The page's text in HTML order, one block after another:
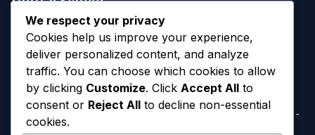
Portal SMANAB
Kontak
Jl. Majapahit, Blahkiuh, Kec. Abiansemal, Kab. Badung, Bali -
80352
We respect your privacy
Cookies help us improve your experience,
deliver personalized content, and analyze
traffic. You can choose which cookies to allow
by clicking Customize. Click Accept All to
consent or Reject All to decline non-essential
cookies.